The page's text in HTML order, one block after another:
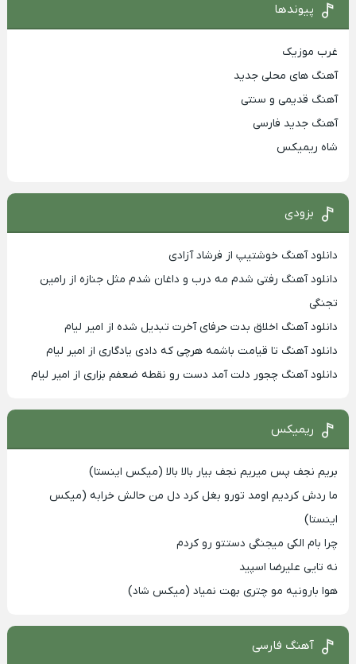
پیوندها
غرب موزیک
آهنگ های محلی جدید
آهنگ قدیمی و سنتی
آهنگ جدید فارسی
شاه ریمیکس
بزودی
دانلود آهنگ خوشتیپ از فرشاد آزادی
دانلود آهنگ رفتی شدم مه درب و داغان شدم مثل جنازه از رامین
تجنگی
دانلود آهنگ اخلاق بدت حرفای آخرت تبدیل شده از امیر لیام
دانلود آهنگ تا قیامت باشمه هرچی که دادی یادگاری از امیر لیام
دانلود آهنگ چجور دلت آمد دست رو نقطه ضعفم بزاری از امیر لیام
ریمیکس
بریم نجف پس میریم نجف بیار بالا بالا (میکس اینستا)
ما ردش کردیم اومد تورو بغل کرد دل من حالش خرابه (میکس
اینستا)
چرا بام الکی میجنگی دستتو رو کردم
نه تایی علیرضا اسپید
هوا بارونیه مو چتری بهت نمیاد (میکس شاد)
آهنگ فارسی